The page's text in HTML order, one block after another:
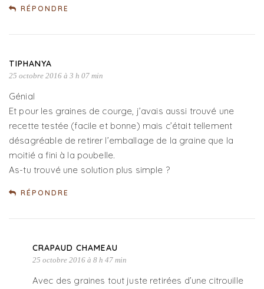
RÉPONDRE
TIPHANYA
25 octobre 2016 à 3 h 07 min
Génial
Et pour les graines de courge, j’avais aussi trouvé une
recette testée (facile et bonne) mais c’était tellement
désagréable de retirer l’emballage de la graine que la
moitié a fini à la poubelle.
As-tu trouvé une solution plus simple ?
RÉPONDRE
CRAPAUD CHAMEAU
25 octobre 2016 à 8 h 47 min
Avec des graines tout juste retirées d’une citrouille